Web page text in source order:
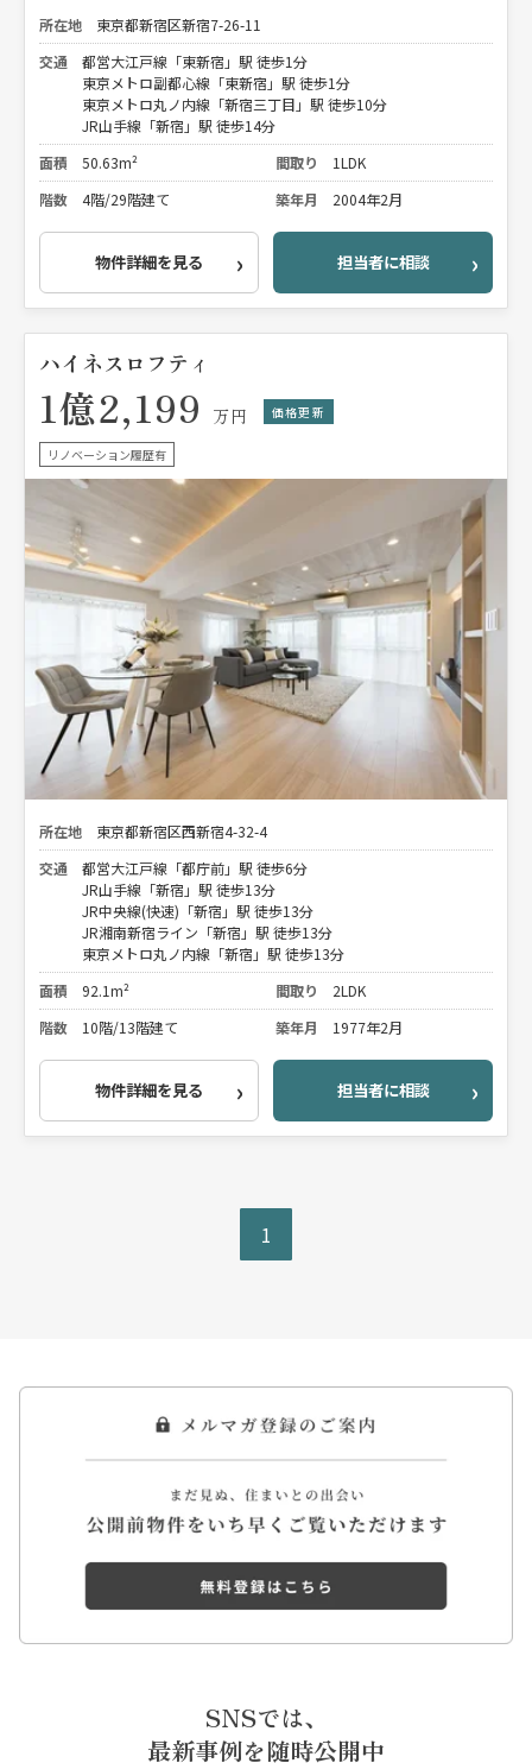
所在地
東京都新宿区新宿7-26-11
交通
都営大江戸線「東新宿」駅 徒歩1分
東京メトロ副都心線「東新宿」駅 徒歩1分
東京メトロ丸ノ内線「新宿三丁目」駅 徒歩10分
JR山手線「新宿」駅 徒歩14分
面積
50.63m² 間取り
1LDK
階数
4階/29階建て 築年月 2004年2月
物件詳細を見る 担当者に相談
ハイネスロフティ
1億2,199 万円 価格更新
リノベーション履歴有
所在地
東京都新宿区西新宿4-32-4
交通
都営大江戸線「都庁前」駅 徒歩6分
JR山手線「新宿」駅 徒歩13分
JR中央線(快速)「新宿」駅 徒歩13分
JR湘南新宿ライン「新宿」駅 徒歩13分
東京メトロ丸ノ内線「新宿」駅 徒歩13分
面積
92.1m² 間取り
2LDK
階数
10階/13階建て 築年月 1977年2月
物件詳細を見る 担当者に相談
1
SNSでは、
最新事例を随時公開中